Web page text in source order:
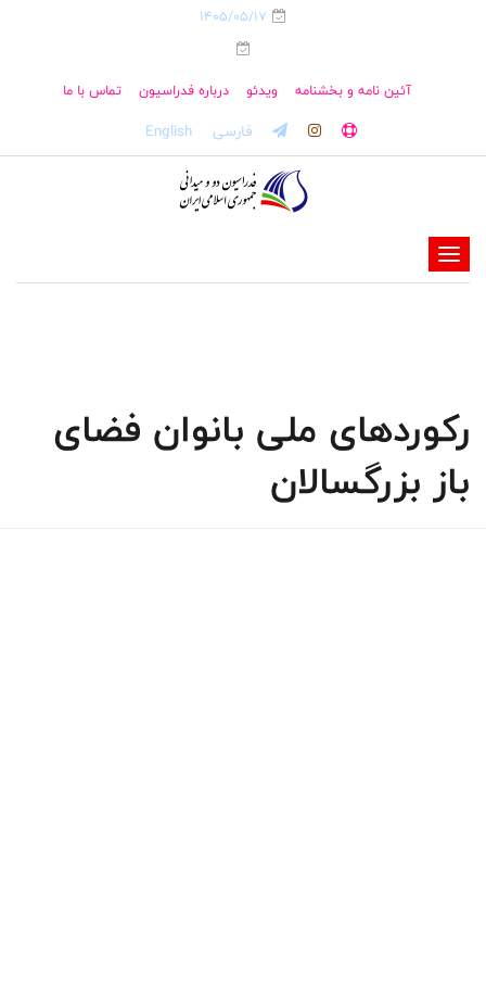
1405/05/17
آئین نامه و بخشنامه ویدئو درباره فدراسیون تماس با ما
فارسی English
-
-
-
رکوردهای ملی بانوان فضای
باز بزرگسالان